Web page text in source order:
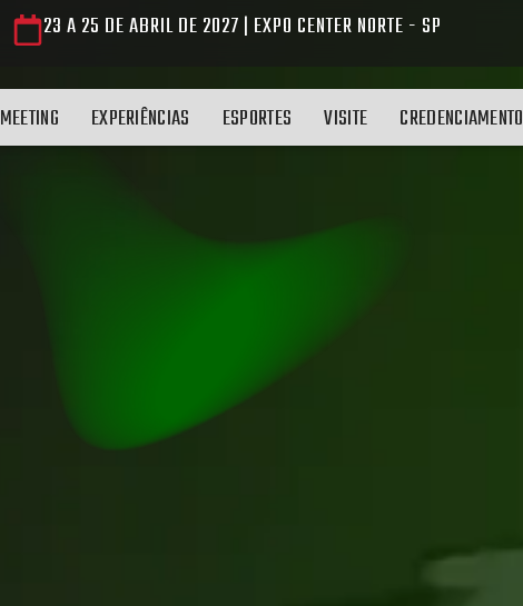
23 A 25 DE ABRIL DE 2027 | EXPO CENTER NORTE - SP
MEETING EXPERIÊNCIAS ESPORTES VISITE CREDENCIAMENTO